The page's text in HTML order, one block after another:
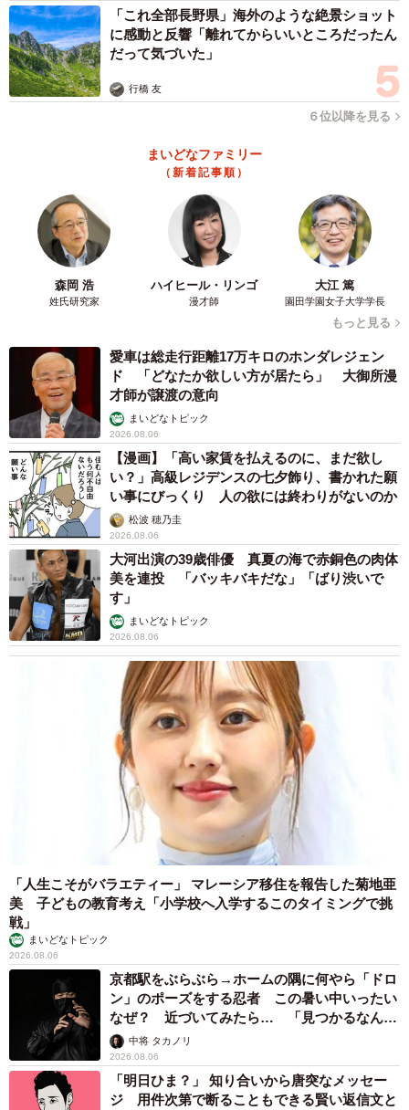
「これ全部長野県」海外のような絶景ショット
に感動と反響「離れてからいいところだったん
だって気づいた」
行橋 友
６位以降を見る
まいどなファミリー
（新着記事順）
森岡 浩
姓氏研究家
ハイヒール・リンゴ
漫才師
大江 篤
園田学園女子大学学長
もっと見る
愛車は総走行距離17万キロのホンダレジェン
ド 「どなたか欲しい方が居たら」 大御所漫
才師が譲渡の意向
まいどなトピック
2026.08.06
【漫画】「高い家賃を払えるのに、まだ欲し
い？」高級レジデンスの七夕飾り、書かれた願
い事にびっくり 人の欲には終わりがないのか
松波 穂乃圭
2026.08.06
大河出演の39歳俳優 真夏の海で赤銅色の肉体
美を連投 「バッキバキだな」「ばり渋いで
す」
まいどなトピック
2026.08.06
「人生こそがバラエティー」 マレーシア移住を報告した菊地亜
美 子どもの教育考え「小学校へ入学するこのタイミングで挑
戦」
まいどなトピック
2026.08.06
京都駅をぶらぶら→ホームの隅に何やら「ドロ
ン」のポーズをする忍者 この暑い中いったい
なぜ？ 近づいてみたら… 「見つかるなんて
未熟」中将 タカノリ
2026.08.06
「明日ひま？」 知り合いから唐突なメッセー
ジ 用件次第で断ることもできる賢い返信文と